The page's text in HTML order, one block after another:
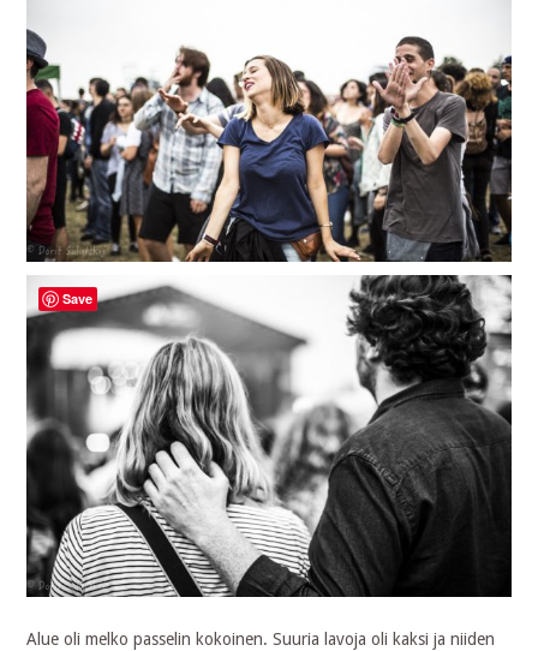
Alue oli melko passelin kokoinen. Suuria lavoja oli kaksi ja niiden
Save